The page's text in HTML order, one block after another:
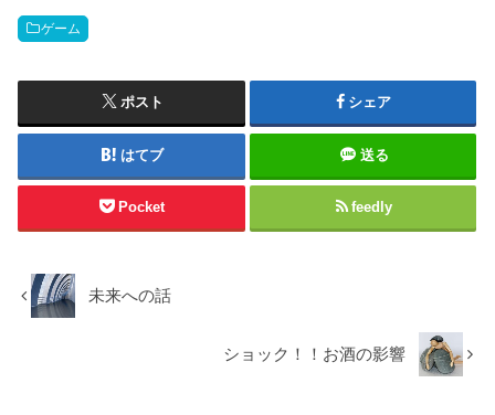
ゲーム
ポスト シェア
はてブ 送る
Pocket feedly
未来への話
ショック！！お酒の影響